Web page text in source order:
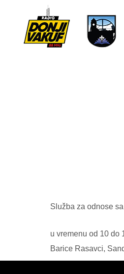
Služba za odnose
u vremenu od 10 do
Barice Rasavci,